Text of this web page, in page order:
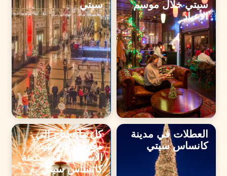
سيتي خلال موسم
الأعياد
سيتي
العطلات في مدينة
كانساس سيتي
كل ما تحتاج إلى
معرفته عن عيد
الاستقلال في مدينة
كانساس سيتي